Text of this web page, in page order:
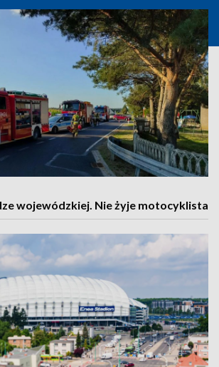
wojewódzkiej. Nie żyje motocyklista